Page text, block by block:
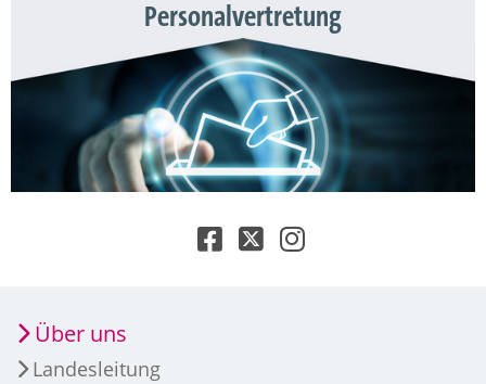
Personalvertretung
Über uns
Landesleitung